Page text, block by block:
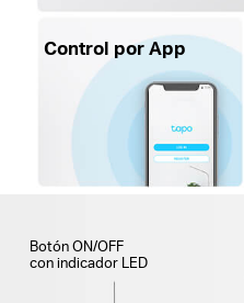
Control por App
Botón ON/OFF
con indicador LED